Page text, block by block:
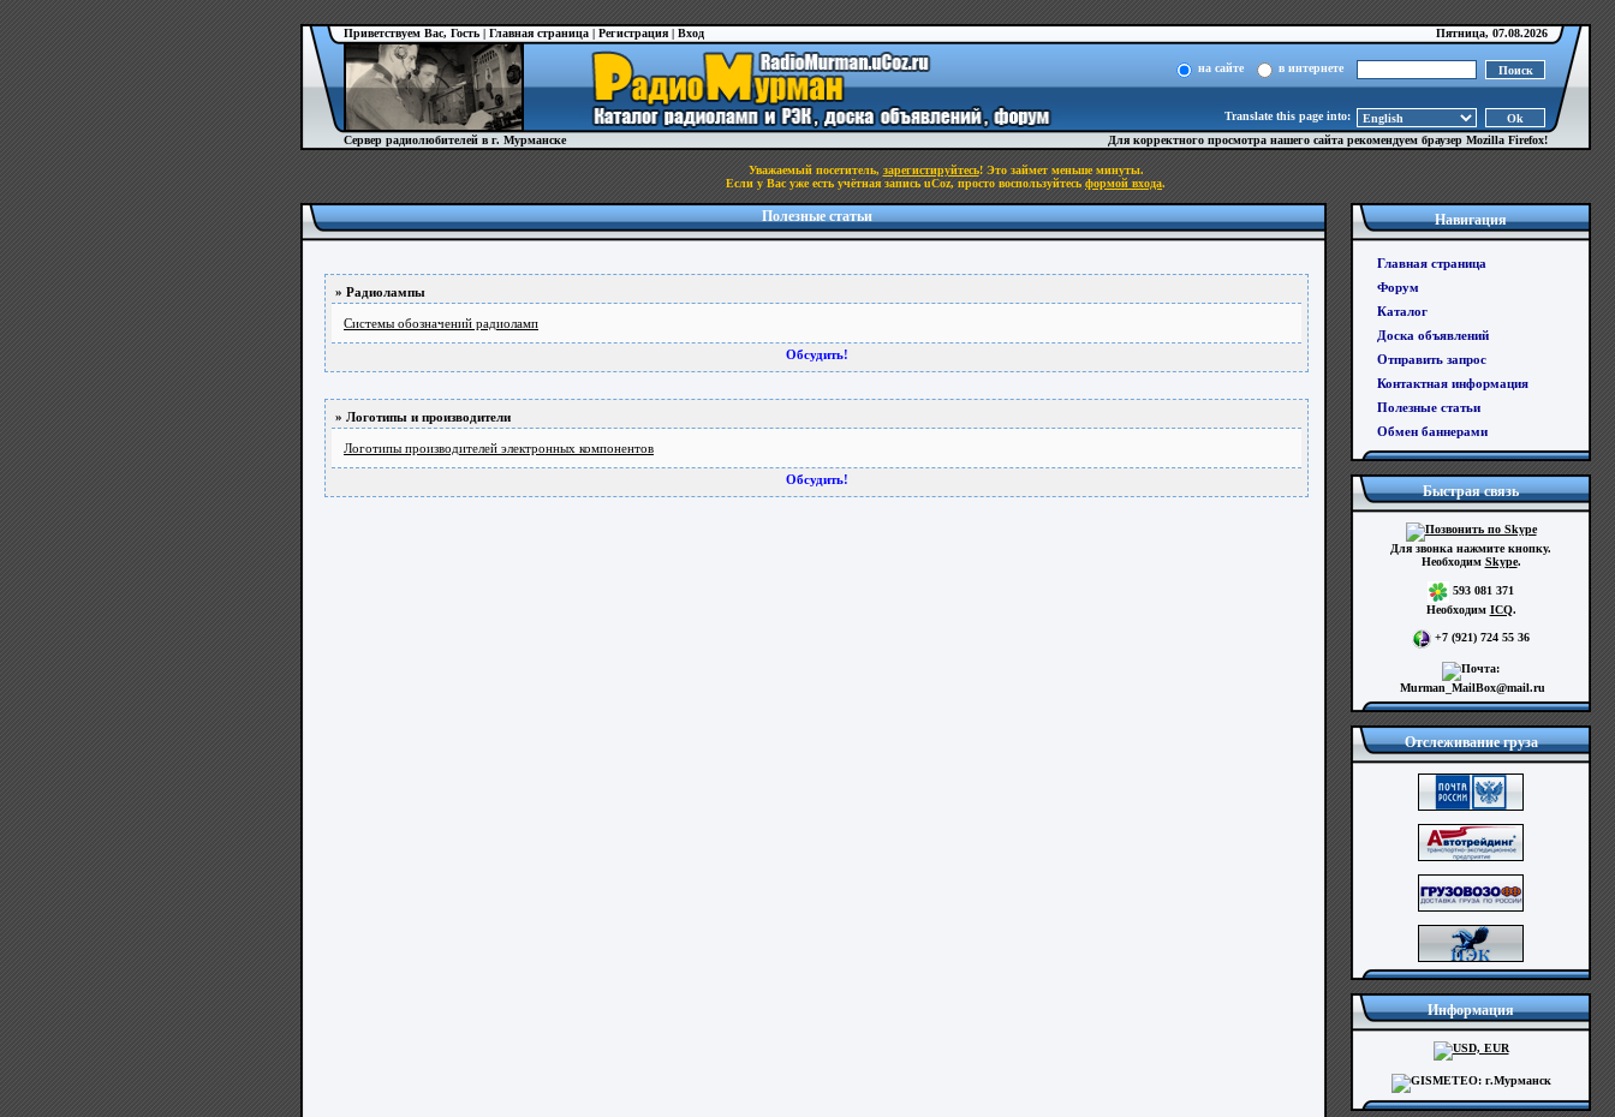
Приветствуем Вас, Гость | Главная страница | Регистрация | Вход Пятница, 07.08.2026
на сайте в интернете
Translate this page into:
Сервер радиолюбителей в г. Мурманске
Для корректного просмотра нашего сайта рекомендуем браузер Mozilla Firefox!
Уважаемый посетитель, зарегистируйтесь! Это займет меньше минуты.
Если у Вас уже есть учётная запись uCoz, просто воспользуйтесь формой входа.
Полезные статьи Навигация
Главная страница
Форум
Каталог
Доска объявлений
Отправить запрос
Контактная информация
Полезные статьи
Обмен баннерами
Быстрая связь
Для звонка нажмите кнопку.
Необходим Skype.
593 081 371
Необходим ICQ.
+7 (921) 724 55 36
Murman_MailBox@mail.ru
Отслеживание груза
Информация
» Радиолампы
Системы обозначений радиоламп
Обсудить!
» Логотипы и производители
Логотипы производителей электронных компонентов
Обсудить!